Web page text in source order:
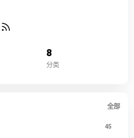
8
分类
全部
45